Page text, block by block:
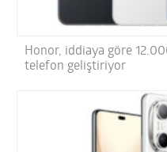
Honor, iddiaya göre
telefon geliştiriyor